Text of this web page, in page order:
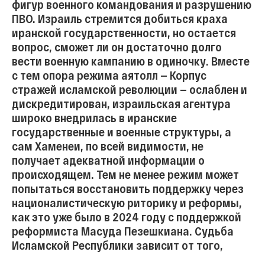
фигур военного командования и разрушению
ПВО. Израиль стремится добиться краха
иранской государственности, но остается
вопрос, сможет ли он достаточно долго
вести военную кампанию в одиночку. Вместе
с тем опора режима аятолл — Корпус
стражей исламской революции — ослаблен и
дискредитирован, израильская агентура
широко внедрилась в иранские
государственные и военные структуры, а
сам Хаменеи, по всей видимости, не
получает адекватной информации о
происходящем. Тем не менее режим может
попытаться восстановить поддержку через
националистическую риторику и реформы,
как это уже было в 2024 году с поддержкой
реформиста Масуда Пезешкиана. Судьба
Исламской Республики зависит от того,